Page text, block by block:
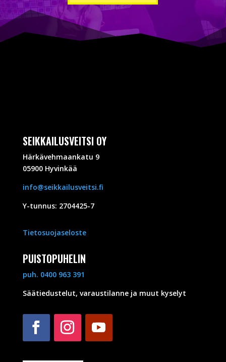
SEIKKAILUSVEITSI OY
Härkävehmaankatu 9
05900 Hyvinkää
info@seikkailusveitsi.fi
Y-tunnus: 2704425-7
Tietosuojaseloste
PUISTOPUHELIN
puh. 0400 963 391
Säätiedustelut, varaustilanne ja muut kyselyt